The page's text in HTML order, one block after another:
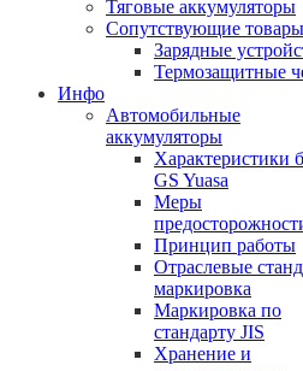
Тяговые аккумуляторы
Сопутствующие товары
Зарядные
Термозащитные
Инфо
Автомобильные
аккумуляторы
Характеристики
GS Yuasa
Меры
Принцип работы
Отраслевые
маркировка
Маркировка по
стандарту JIS
Хранение и